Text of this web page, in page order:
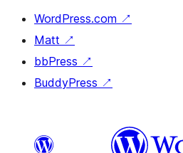
WordPress.com ↗
Matt ↗
bbPress ↗
BuddyPress ↗